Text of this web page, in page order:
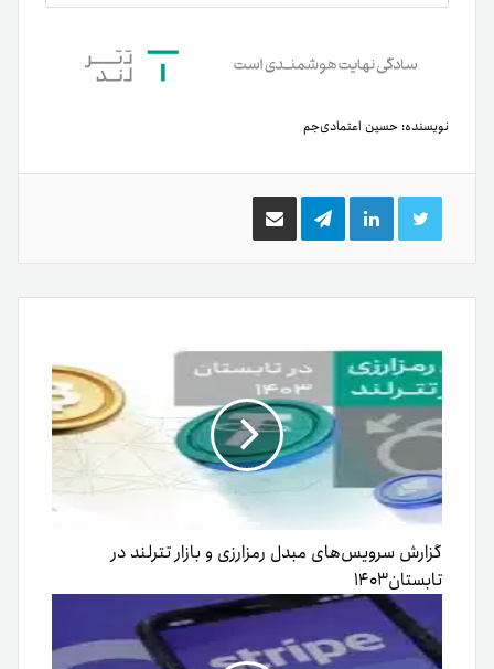
نویسنده: حسین اعتمادی‌جم
توییتر لینکدینتلگرام اشتراک
گذاری
ایمیل
گزارش سرویس‌های مبدل رمزارزی و بازار تترلند در
تابستان۱۴۰۳